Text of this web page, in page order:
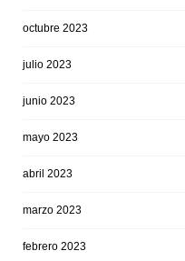
octubre 2023
julio 2023
junio 2023
mayo 2023
abril 2023
marzo 2023
febrero 2023